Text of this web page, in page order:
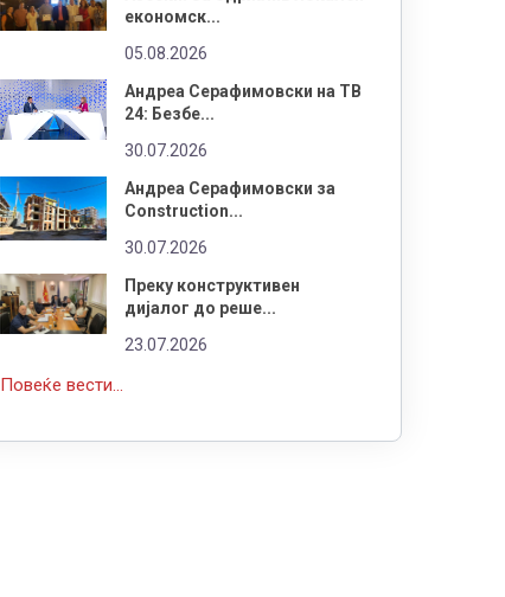
економск...
05.08.2026
Андреа Серафимовски на ТВ
24: Безбе...
30.07.2026
Андреа Серафимовски за
Construction...
30.07.2026
Преку конструктивен
дијалог до реше...
23.07.2026
Повеќе вести...